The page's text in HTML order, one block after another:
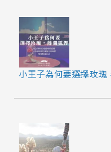
小王子為何要選擇玫瑰